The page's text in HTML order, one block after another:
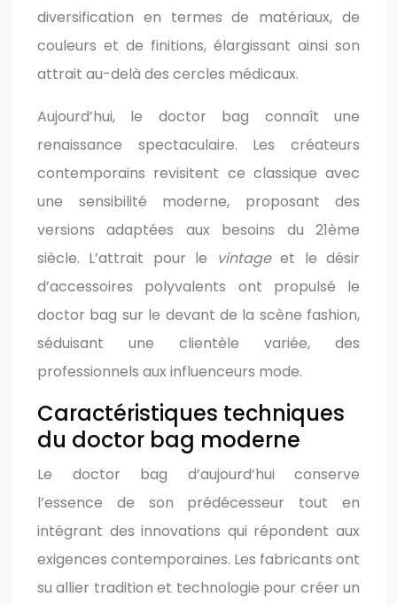
diversification en termes de matériaux, de
couleurs et de finitions, élargissant ainsi son
attrait au-delà des cercles médicaux.
Aujourd’hui, le doctor bag connaît une
renaissance spectaculaire. Les créateurs
contemporains revisitent ce classique avec
une sensibilité moderne, proposant des
versions adaptées aux besoins du 21ème
siècle. L’attrait pour le vintageet le désir
d’accessoires polyvalents ont propulsé le
doctor bag sur le devant de la scène fashion,
séduisant une clientèle variée, des
professionnels aux influenceurs mode.
Caractéristiques techniques
du doctor bag moderne
Le doctor bag d’aujourd’hui conserve
l’essence de son prédécesseur tout en
intégrant des innovations qui répondent aux
exigences contemporaines. Les fabricants ont
su allier tradition et technologie pour créer un